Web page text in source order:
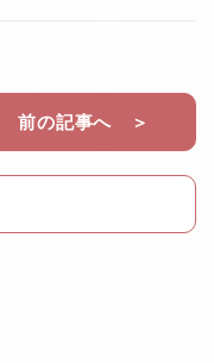
前の記事へ ＞